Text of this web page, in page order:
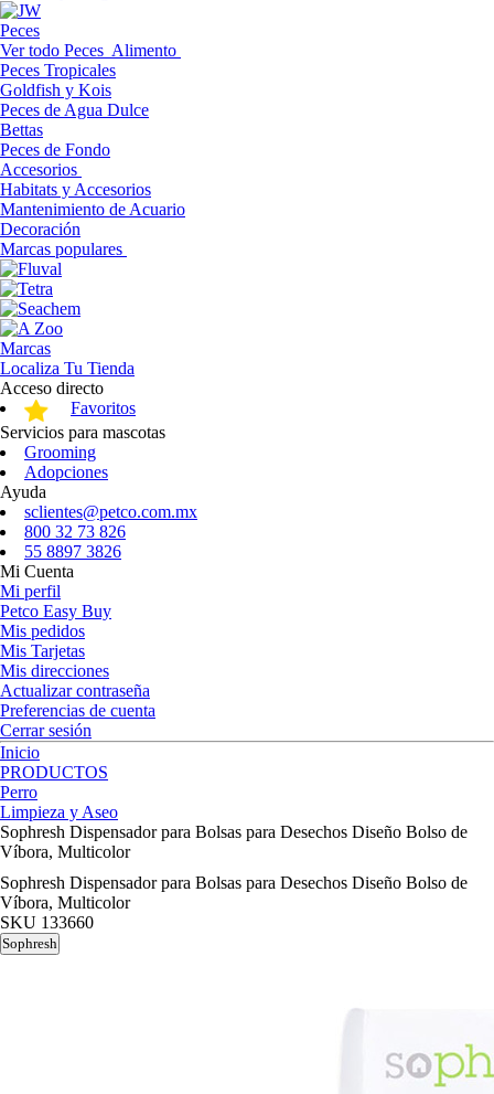
Peces
Ver todo Peces Alimento
Peces Tropicales
Goldfish y Kois
Peces de Agua Dulce
Bettas
Peces de Fondo
Accesorios
Habitats y Accesorios
Mantenimiento de Acuario
Decoración
Marcas populares
Marcas
Localiza Tu Tienda
Acceso directo
Favoritos
Servicios para mascotas
Grooming
Adopciones
Ayuda
sclientes@petco.com.mx
800 32 73 826
55 8897 3826
Mi Cuenta
Mi perfil
Petco Easy Buy
Mis pedidos
Mis Tarjetas
Mis direcciones
Actualizar contraseña
Preferencias de cuenta
Cerrar sesión
Inicio
PRODUCTOS
Perro
Limpieza y Aseo
Sophresh Dispensador para Bolsas para Desechos Diseño Bolso de
Víbora, Multicolor
Sophresh Dispensador para Bolsas para Desechos Diseño Bolso de
Víbora, Multicolor
SKU 133660
Sophresh